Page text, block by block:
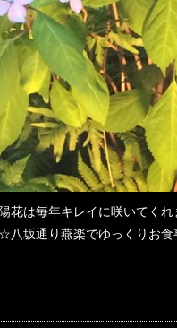
花は毎年キレイに咲いてく
坂通り燕楽でゆっくりお